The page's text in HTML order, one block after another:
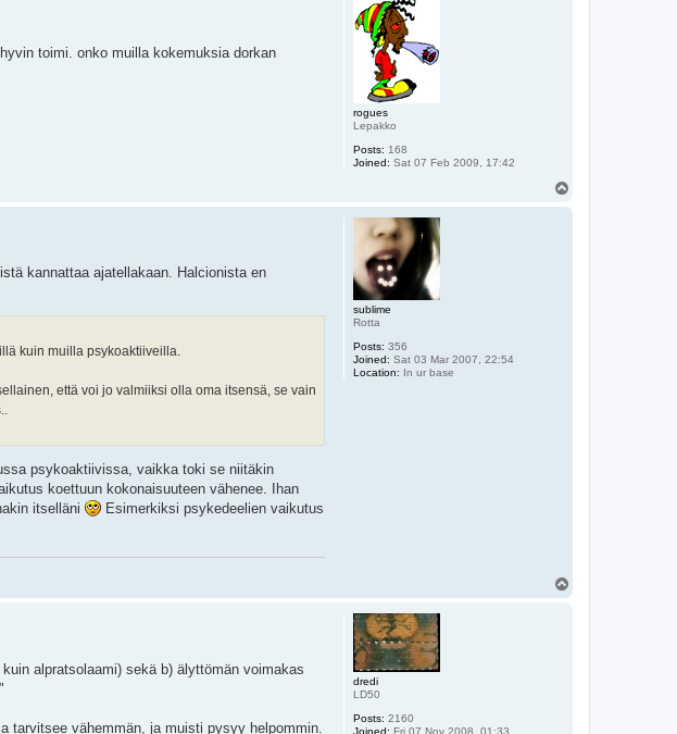
rogues
Lepakko
Posts: 168
Joined: Sat 07 Feb 2009, 17:42
toimi. onko muilla kokemuksia dorkan
sublime
Rotta
Posts: 356
Joined: Sat 03 Mar 2007, 22:54
Location: In ur base
kannattaa ajatellakaan. Halcionista en
kuin muilla psykoaktiiveilla.
että voi jo valmiiksi olla oma itsensä, se vain
psykoaktiivissa, vaikka toki se niitäkin
koettuun kokonaisuuteen vähenee. Ihan
itselläni
Esimerkiksi psykedeelien vaikutus
dredi
LD50
Posts: 2160
alpratsolaami) sekä b) älyttömän voimakas
tarvitsee vähemmän, ja muisti pysyy helpommin.